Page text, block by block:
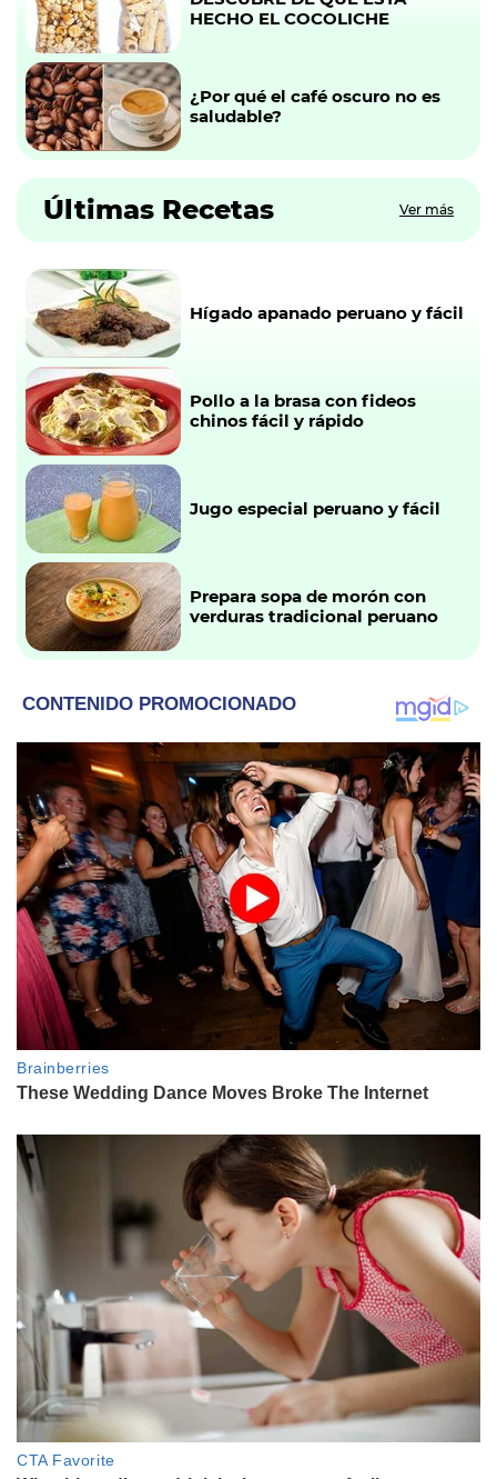
HECHO EL COCOLICHE
¿Por qué el café oscuro no es
saludable?
Últimas Recetas Ver más
Hígado apanado peruano y fácil
Pollo a la brasa con fideos
chinos fácil y rápido
Jugo especial peruano y fácil
Prepara sopa de morón con
verduras tradicional peruano